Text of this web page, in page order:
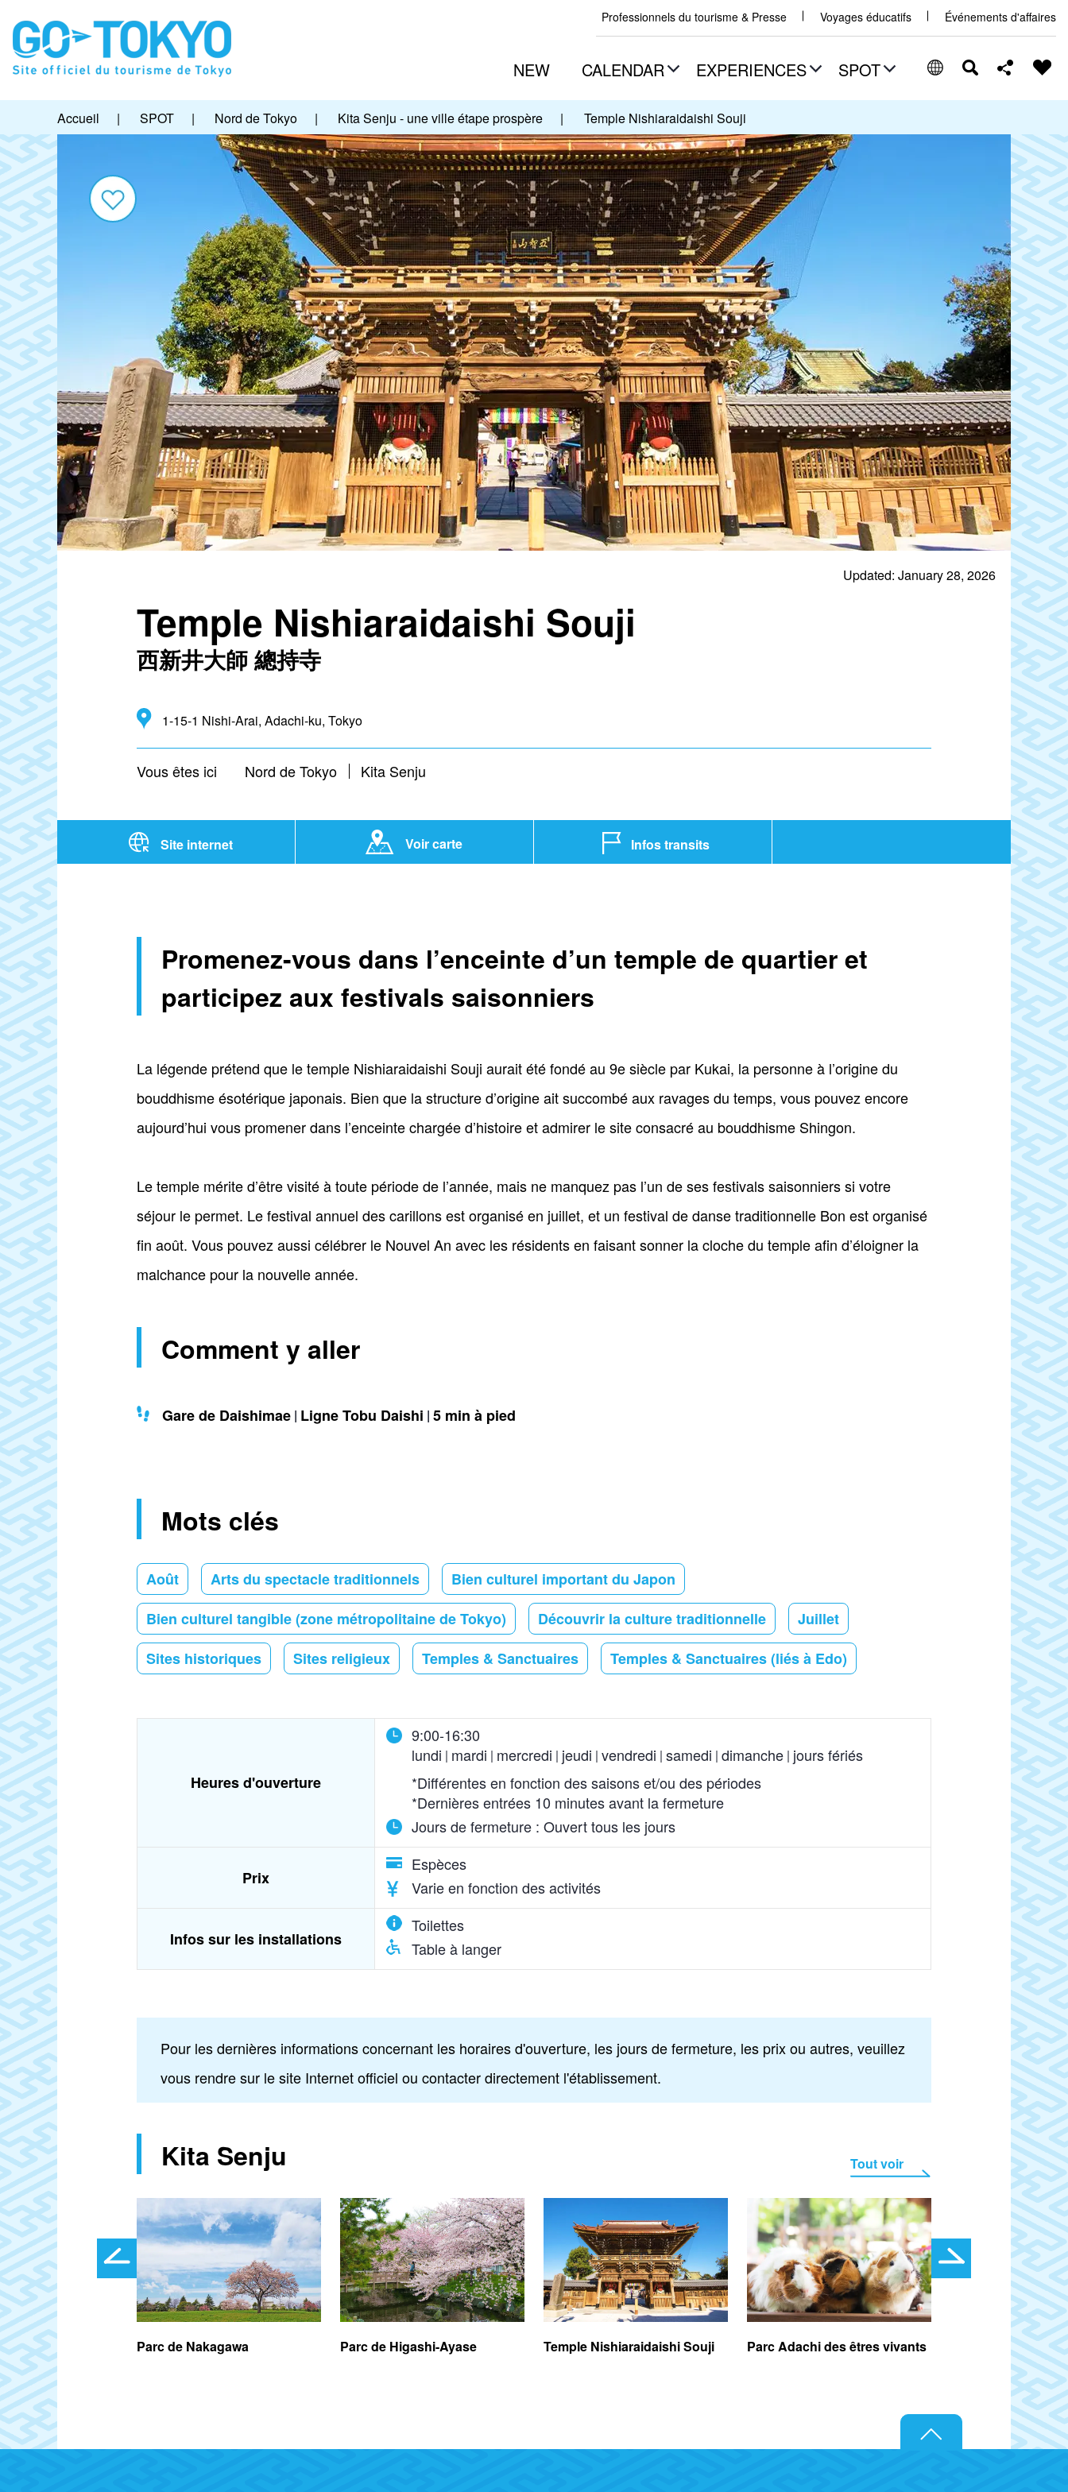
Professionnels du tourisme & Presse Voyages éducatifs Événements d'affaires
NEW CALENDAR EXPERIENCES SPOT
Accueil | SPOT | Nord de Tokyo | Kita Senju - une ville étape prospère | Temple Nishiaraidaishi Souji
Updated: January 28, 2026
Temple Nishiaraidaishi Souji
西新井大師 總持寺
1-15-1 Nishi-Arai, Adachi-ku, Tokyo
Vous êtes ici Nord de Tokyo Kita Senju
Site internet Voir carte Infos transits
Promenez-vous dans l’enceinte d’un temple de quartier et
participez aux festivals saisonniers
La légende prétend que le temple Nishiaraidaishi Souji aurait été fondé au 9e siècle par Kukai, la personne à l’origine du
bouddhisme ésotérique japonais. Bien que la structure d’origine ait succombé aux ravages du temps, vous pouvez encore
aujourd’hui vous promener dans l’enceinte chargée d’histoire et admirer le site consacré au bouddhisme Shingon.
Le temple mérite d’être visité à toute période de l’année, mais ne manquez pas l’un de ses festivals saisonniers si votre
séjour le permet. Le festival annuel des carillons est organisé en juillet, et un festival de danse traditionnelle Bon est organisé
fin août. Vous pouvez aussi célébrer le Nouvel An avec les résidents en faisant sonner la cloche du temple afin d’éloigner la
malchance pour la nouvelle année.
Comment y aller
Gare de Daishimae Ligne Tobu Daishi 5 min à pied
Mots clés
Août Arts du spectacle traditionnels
Bien culturel important du Japon
Bien culturel tangible (zone métropolitaine de Tokyo)
Découvrir la culture traditionnelle
Juillet
Sites historiques
Sites religieux Temples & Sanctuaires Temples & Sanctuaires (liés à Edo)
Heures d'ouverture
9:00-16:30
lundi mardi mercredi jeudi vendredi samedi dimanche jours fériés
*Différentes en fonction des saisons et/ou des périodes
*Dernières entrées 10 minutes avant la fermeture
Jours de fermeture : Ouvert tous les jours
Prix
Espèces
Varie en fonction des activités
Infos sur les installations
Toilettes
Table à langer
Pour les dernières informations concernant les horaires d'ouverture, les jours de fermeture, les prix ou autres, veuillez
vous rendre sur le site Internet officiel ou contacter directement l'établissement.
Kita Senju Tout voir
Parc de Nakagawa Parc de Higashi-Ayase Temple Nishiaraidaishi Souji Parc Adachi des êtres vivants
Atelier de teinture